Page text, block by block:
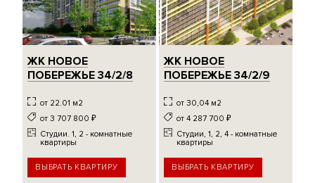
ЖК НОВОЕ
ПОБЕРЕЖЬЕ 34/2/8
от 22.01 м2
от 3 707 800 ₽
Студии. 1, 2 - комнатные
квартиры
ВЫБРАТЬ КВАРТИРУ
ЖК НОВОЕ
ПОБЕРЕЖЬЕ 34/2/9
от 30,04 м2
от 4 287 700 ₽
Студии, 1, 2, 4 - комнатные
квартиры
ВЫБРАТЬ КВАРТИРУ